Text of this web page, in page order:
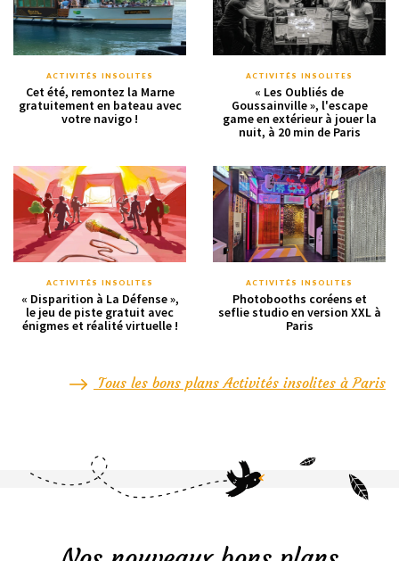
ACTIVITÉS INSOLITES
Cet été, remontez la Marne
gratuitement en bateau avec
votre navigo !
ACTIVITÉS INSOLITES
« Les Oubliés de
Goussainville », l'escape
game en extérieur à jouer la
nuit, à 20 min de Paris
ACTIVITÉS INSOLITES
« Disparition à La Défense »,
le jeu de piste gratuit avec
énigmes et réalité virtuelle !
ACTIVITÉS INSOLITES
Photobooths coréens et
seflie studio en version XXL à
Paris
Tous les bons plans Activités insolites à Paris